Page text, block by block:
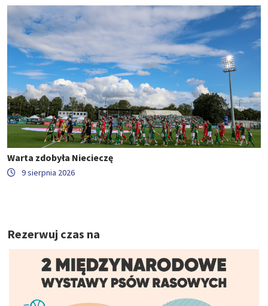
Warta zdobyła Niecieczę
9 sierpnia 2026
Rezerwuj czas na